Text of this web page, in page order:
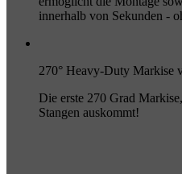
innerhalb von Sekunden -
270° Heavy-Duty Markise
Die erste 270 Grad
Stangen auskommt!